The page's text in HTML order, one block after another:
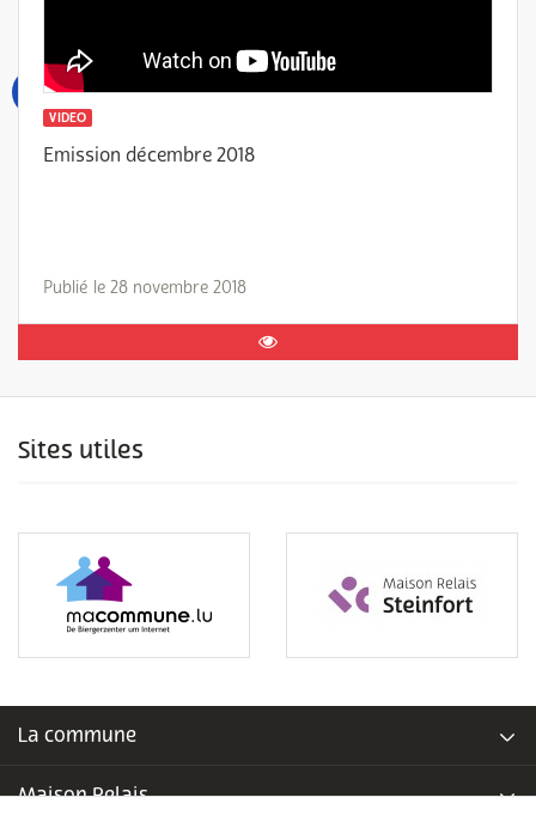
VIDEO
Emission décembre 2018
Publié le 28 novembre 2018
Sites utiles
La commune
Maison Relais